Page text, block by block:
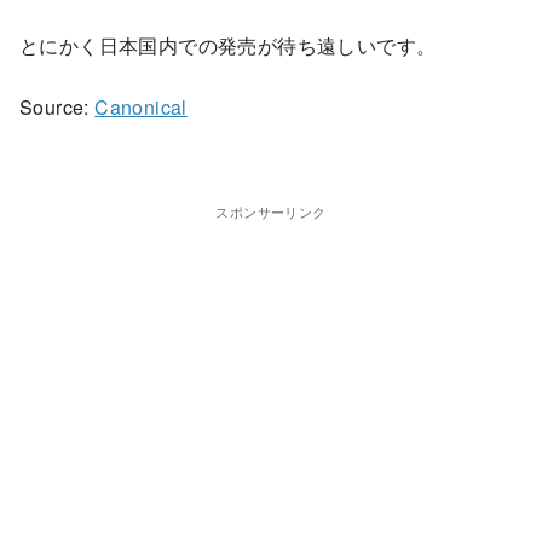
とにかく日本国内での発売が待ち遠しいです。
Source:Canonical
スポンサーリンク